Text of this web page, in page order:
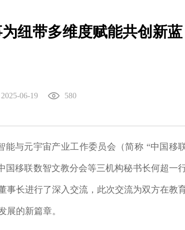
纽带多维度赋能共创新蓝
2025-06-19 580
能与元宇宙产业工作委员会（简称 “中国移
国移联数智文教分会等三机构秘书长何超一
事长进行了深入交流，此次交流为双方在教
展的新篇章。